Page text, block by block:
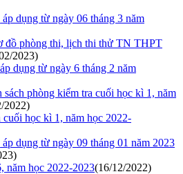
dụng từ ngày 06 tháng 3 năm
đồ phòng thi, lịch thi thử TN THPT
2023)
dụng từ ngày 6 tháng 2 năm
phòng kiểm tra cuối học kì 1, năm
2022)
cuối học kì 1, năm học 2022-
dụng từ ngày 09 tháng 01 năm 2023
năm học 2022-2023(16/12/2022)